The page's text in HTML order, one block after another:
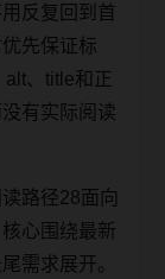
反复回到首
先保证标
、title和正
有实际阅读
路径28面向
心围绕最新
需求展开。